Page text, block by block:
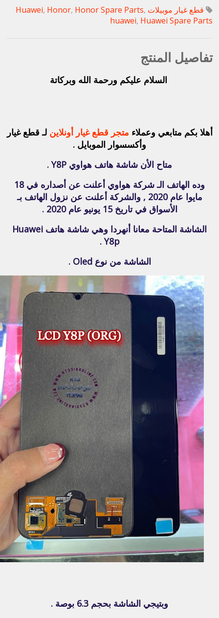
قطع غيار موبيلات Huawei , Honor, Honor Spare Parts,
huawei, Huawei Spare Parts
تفاصيل المنتج
السلام عليكم ورحمة الله وبركاتة
أهلا بكم متابعي وعملاء متجر قطع غيار أونلاين لـ قطع غيار
وأكسسوار الموبايل .
متاح الأن شاشة هاتف هواوي Y8P .
وده الهاتف الـ شركة هواوي أعلنت عن أصداره في 18
مايوا عام 2020 , والشركة أعلنت عن نزول الهاتف بـ
الأسواق في تاريخ 15 يونيو عام 2020 .
الشاشة المتاحة معانا أنهردا وهي شاشة هاتف Huawei
Y8p .
الشاشة من نوع Oled .
وبتيجي الشاشة بحجم 6.3 بوصة .